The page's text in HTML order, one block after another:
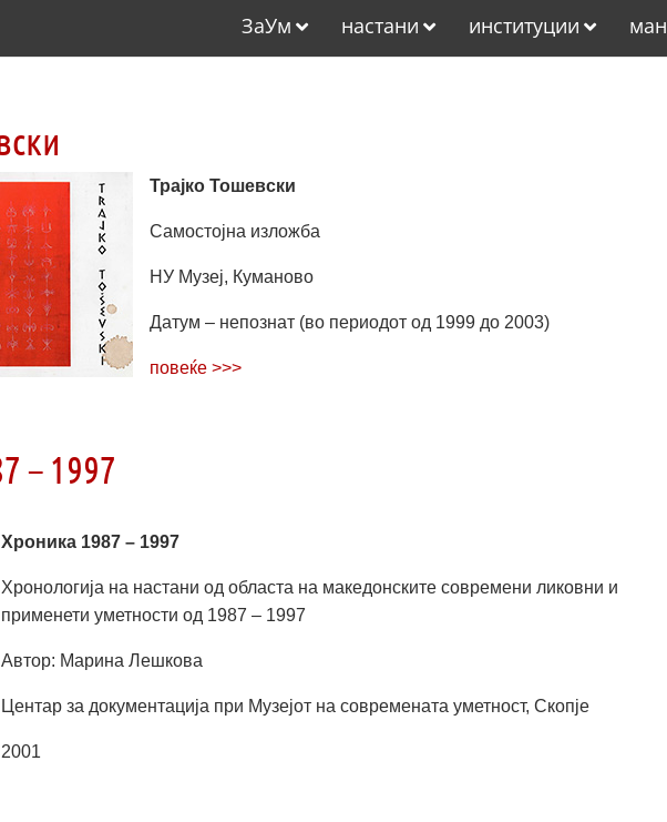
ЗаУм настани институции
Трајко Тошевски
Самостојна изложба
НУ Музеј, Куманово
Датум – непознат (во периодот од 1999 до 2003)
повеќе >>>
– 1997
Хроника 1987 – 1997
Хронологија на настани од областа на македонските современи ликовни и
применети уметности од 1987 – 1997
Автор: Марина Лешкова
Центар за документација при Музејот на современата уметност, Скопје
2001